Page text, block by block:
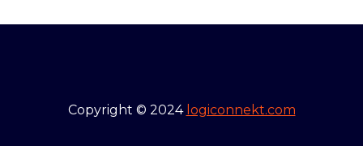
Copyright © 2024 logiconnekt.com